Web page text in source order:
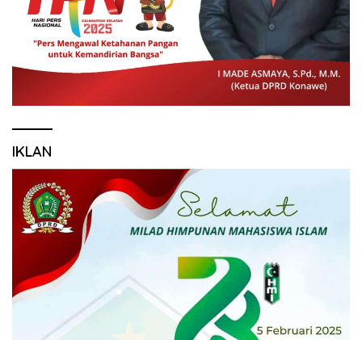
IKLAN